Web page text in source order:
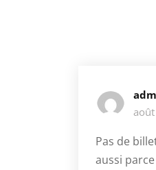
Pas de
aussi